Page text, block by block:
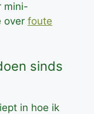
mini-
over foute
sinds
in hoe ik